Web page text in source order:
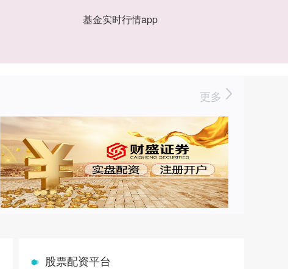
基金实时行情app
更多
股票配资平台